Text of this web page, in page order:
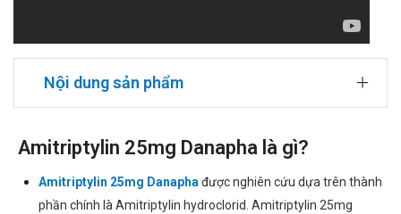
Nội dung sản phẩm
Amitriptylin 25mg Danapha là gì?
Amitriptylin 25mg Danapha được nghiên cứu dựa trên thành
phần chính là Amitriptylin hydroclorid. Amitriptylin 25mg